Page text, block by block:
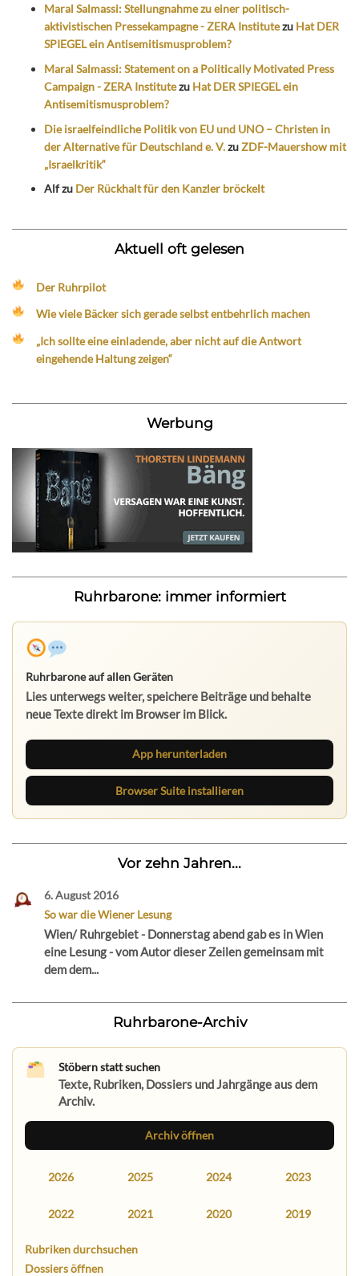
Maral Salmassi: Stellungnahme zu einer politisch-
aktivistischen Pressekampagne - ZERA Institutezu Hat DER
SPIEGEL ein Antisemitismusproblem?
Maral Salmassi: Statement on a Politically Motivated Press
Campaign - ZERA Institutezu Hat DER SPIEGEL ein
Antisemitismusproblem?
Die israelfeindliche Politik von EU und UNO – Christen in
der Alternative für Deutschland e. V.zuZDF-Mauershow mit
„Israelkritik“
Alfzu Der Rückhalt für den Kanzler bröckelt
Aktuell oft gelesen
Der Ruhrpilot
Wie viele Bäcker sich gerade selbst entbehrlich machen
„Ich sollte eine einladende, aber nicht auf die Antwort
eingehende Haltung zeigen“
Werbung
Ruhrbarone: immer informiert
Ruhrbarone auf allen Geräten
Lies unterwegs weiter, speichere Beiträge und behalte
neue Texte direkt im Browser im Blick.
App herunterladen
Browser Suite installieren
Vor zehn Jahren...
6. August 2016
So war die Wiener Lesung
Wien/ Ruhrgebiet - Donnerstag abend gab es in Wien
eine Lesung - vom Autor dieser Zeilen gemeinsam mit
dem dem...
Ruhrbarone-Archiv
Stöbern statt suchen
Texte, Rubriken, Dossiers und Jahrgänge aus dem
Archiv.
Archiv öffnen
2026 2025 2024 2023
2022 2021 2020 2019
Rubriken durchsuchen
Dossiers öffnen